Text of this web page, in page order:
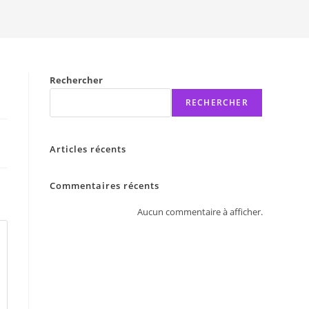
Rechercher
RECHERCHER
Articles récents
Commentaires récents
Aucun commentaire à afficher.